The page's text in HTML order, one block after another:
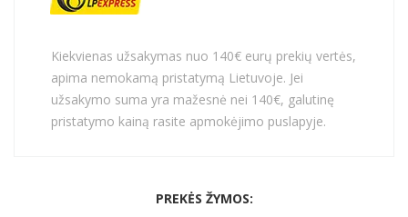
Kiekvienas užsakymas nuo 140€ eurų prekių vertės,
apima nemokamą pristatymą Lietuvoje. Jei
užsakymo suma yra mažesnė nei 140€, galutinę
pristatymo kainą rasite apmokėjimo puslapyje.
PREKĖS ŽYMOS: